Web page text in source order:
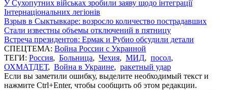
У Сухопутних військах зробили заяву щодо інтеграції
Інтернаціональних легіонів
Взрыв в Сыктывкаре: возросло количество пострадавших
Стали известны объемы отключений в пятницу
Встреча президентов: Ермак и Рубио обсудили детали
СПЕЦТЕМА: Война России с Украиной
ТЕГИ: Россия, Больница, Чехия, МИД, посол,
ОХМАТДЕТ, Война в Украине, ракетный удар
Если вы заметили ошибку, выделите необходимый текст и
нажмите Ctrl+Enter, чтобы сообщить об этом редакции.